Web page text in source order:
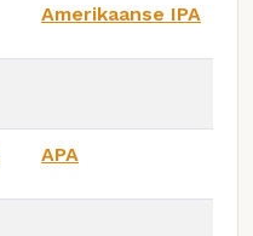
Amerikaanse IPA
APA